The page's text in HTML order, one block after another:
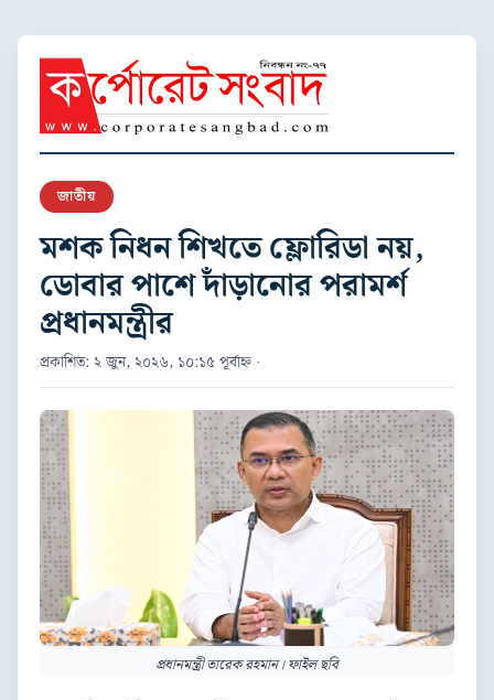
জাতীয়
মশক নিধন শিখতে ফ্লোরিডা নয়,
ডোবার পাশে দাঁড়ানোর পরামর্শ
প্রধানমন্ত্রীর
প্রকাশিত: ২ জুন, ২০২৬, ১০:১৫ পূর্বাহ্ন ·
প্রধানমন্ত্রী তারেক রহমান। ফাইল ছবি